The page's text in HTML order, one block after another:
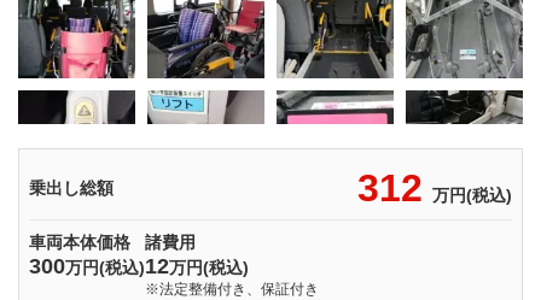
乗出し総額 312 万円(税込)
車両本体価格
300万円(税込)
諸費用
12万円(税込)
※法定整備付き、保証付き